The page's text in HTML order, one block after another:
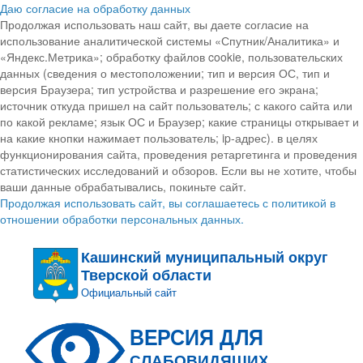
Даю согласие на обработку данных
Продолжая использовать наш сайт, вы даете согласие на
использование аналитической системы «Спутник/Аналитика» и
«Яндекс.Метрика»; обработку файлов cookie, пользовательских
данных (сведения о местоположении; тип и версия ОС, тип и
версия Браузера; тип устройства и разрешение его экрана;
источник откуда пришел на сайт пользователь; с какого сайта или
по какой рекламе; язык ОС и Браузер; какие страницы открывает и
на какие кнопки нажимает пользователь; ip-адрес). в целях
функционирования сайта, проведения ретаргетинга и проведения
статистических исследований и обзоров. Если вы не хотите, чтобы
ваши данные обрабатывались, покиньте сайт.
Продолжая использовать сайт, вы соглашаетесь с политикой в
отношении обработки персональных данных.